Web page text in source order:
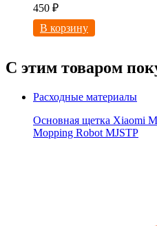
450 ₽
В корзину
С этим товаром
Расходные материалы
Основная щетка Xiaomi
Mopping Robot MJSTP